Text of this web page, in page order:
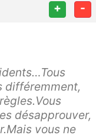
+ -
différemment,
désapprouver,
vous ne